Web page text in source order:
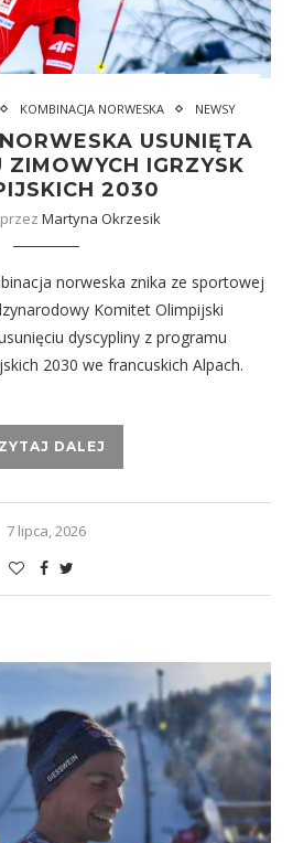
KOMBINACJA NORWESKA NEWSY
USUNIĘTA
ZIMOWYCH IGRZYSK
2030
Martyna Okrzesik
norweska znika ze sportowej
Komitet Olimpijski
dyscypliny z programu
2030 we francuskich Alpach.
DALEJ
7 lipca, 2026